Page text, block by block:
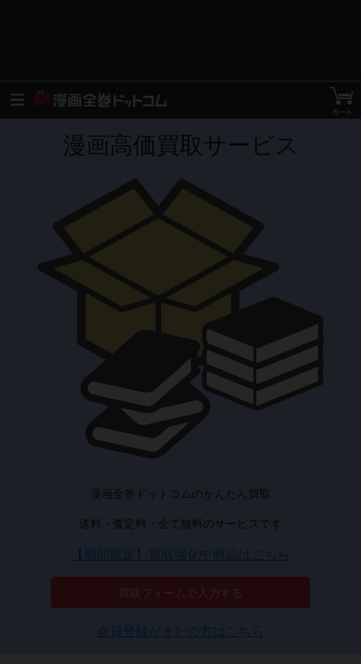
漫画高価買取サービス
漫画全巻ドットコムのかんたん買取
送料・査定料・全て無料のサービスです
【期間限定】買取強化中商品はこちら
買取フォームで入力する
会員登録がまだの方はこちら